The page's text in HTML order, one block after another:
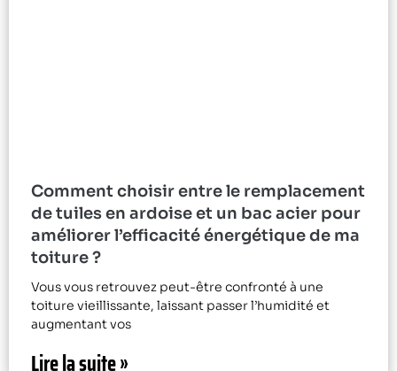
Comment choisir entre le remplacement
de tuiles en ardoise et un bac acier pour
améliorer l’efficacité énergétique de ma
toiture ?
Vous vous retrouvez peut-être confronté à une
toiture vieillissante, laissant passer l’humidité et
augmentant vos
Lire la suite »